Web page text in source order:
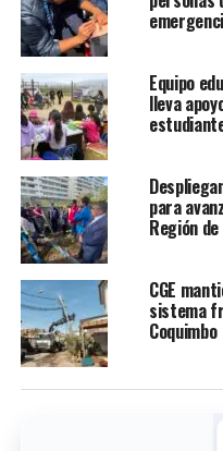
Equipo
lleva
para
Región
CGE
sistema
Coquimbo